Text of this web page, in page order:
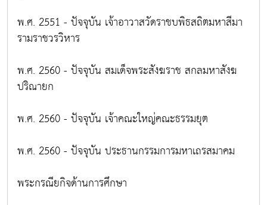
พ.ศ. 2551 - ปัจจุบัน เจ้าอาวาสวัดราชบพิธสถิตมหาสีมา
รามราชวรวิหาร
พ.ศ. 2560 - ปัจจุบัน สมเด็จพระสังฆราช สกลมหาสังฆ
ปริณายก
พ.ศ. 2560 - ปัจจุบัน เจ้าคณะใหญ่คณะธรรมยุต
พ.ศ. 2560 - ปัจจุบัน ประธานกรรมการมหาเถรสมาคม
พระกรณียกิจด้านการศึกษา